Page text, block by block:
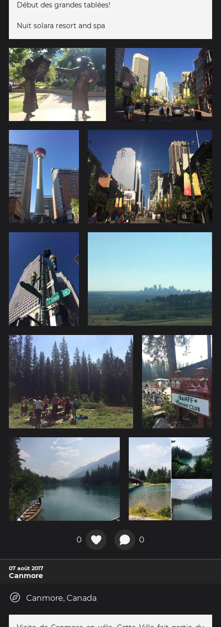
Début des grandes tablées!
Nuit solara resort and spa
0 0
07 août 2017
Canmore
Canmore, Canada